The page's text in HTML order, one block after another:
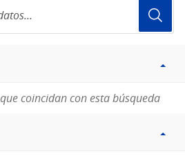
coincidan con esta búsqueda